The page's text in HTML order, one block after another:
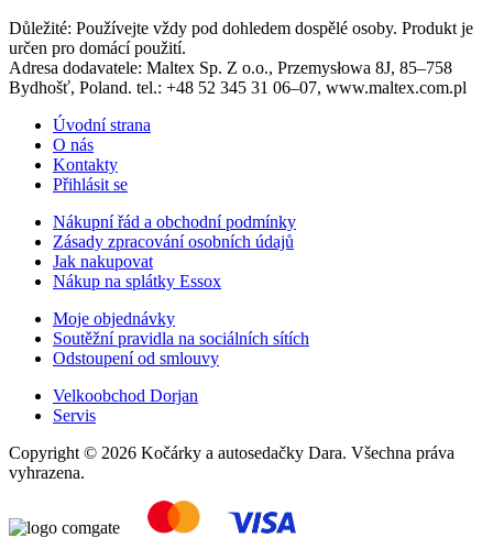
Důležité: Používejte vždy pod dohledem dospělé osoby. Produkt je
určen pro domácí použití.
Adresa dodavatele: Maltex Sp. Z o.o., Przemysłowa 8J, 85–758
Bydhošť, Poland. tel.: +48 52 345 31 06–07, www.maltex.com.pl
Úvodní strana
O nás
Kontakty
Přihlásit se
Nákupní řád a obchodní podmínky
Zásady zpracování osobních údajů
Jak nakupovat
Nákup na splátky Essox
Moje objednávky
Soutěžní pravidla na sociálních sítích
Odstoupení od smlouvy
Velkoobchod Dorjan
Servis
Copyright © 2026 Kočárky a autosedačky Dara. Všechna práva
vyhrazena.